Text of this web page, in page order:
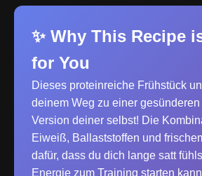
✨ Why This Recipe
for You
Dieses proteinreiche Frühstück
deinem Weg zu einer gesünderen
Version deiner selbst! Die
Eiweiß, Ballaststoffen und
dafür, dass du dich lange satt
Energie zum Training starten